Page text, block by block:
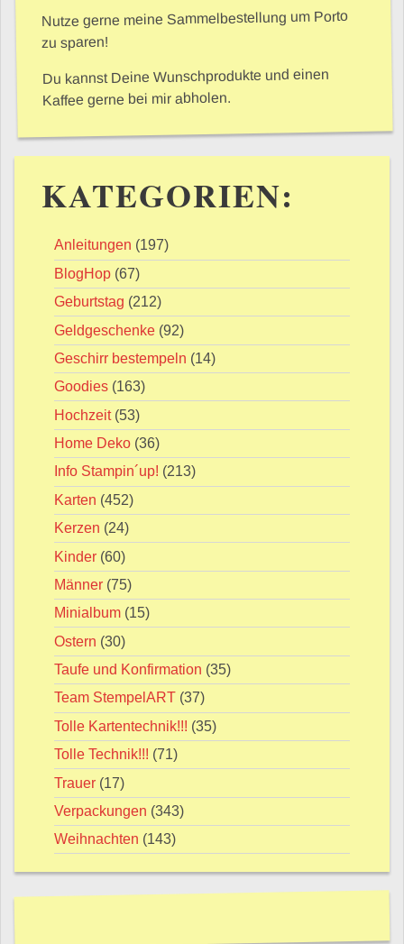
Nutze gerne meine Sammelbestellung um Porto
zu sparen!
Du kannst Deine Wunschprodukte und einen
Kaffee gerne bei mir abholen.
KATEGORIEN:
Anleitungen (197)
BlogHop (67)
Geburtstag (212)
Geldgeschenke (92)
Geschirr bestempeln (14)
Goodies (163)
Hochzeit(53)
Home Deko (36)
Info Stampin´up! (213)
Karten (452)
Kerzen (24)
Kinder (60)
Männer (75)
Minialbum (15)
Ostern (30)
Taufe und Konfirmation (35)
Team StempelART (37)
Tolle Kartentechnik!!! (35)
Tolle Technik!!! (71)
Trauer (17)
Verpackungen (343)
Weihnachten (143)